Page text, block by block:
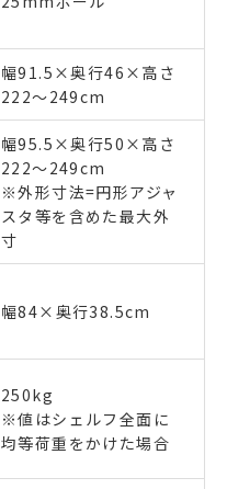
幅91.5×奥行46×高さ
222～249cm
幅95.5×奥行50×高さ
222～249cm
※外形寸法=円形アジャ
スタ等を含めた最大外
寸
幅84×奥行38.5cm
250kg
※値はシェルフ全面に
均等荷重をかけた場合